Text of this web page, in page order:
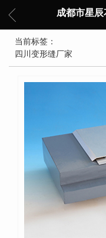
成都市星辰
当前标签：
四川变形缝厂家